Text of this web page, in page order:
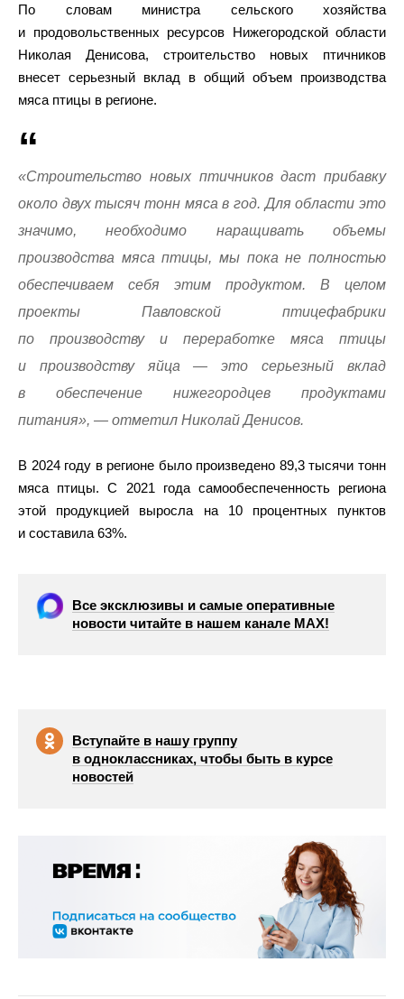
По словам министра сельского хозяйства
и продовольственных ресурсов Нижегородской области
Николая Денисова, строительство новых птичников
внесет серьезный вклад в общий объем производства
мяса птицы в регионе.
«Строительство новых птичников даст прибавку
около двух тысяч тонн мяса в год. Для области это
значимо, необходимо наращивать объемы
производства мяса птицы, мы пока не полностью
обеспечиваем себя этим продуктом. В целом
проекты Павловской птицефабрики
по производству и переработке мяса птицы
и производству яйца — это серьезный вклад
в обеспечение нижегородцев продуктами
питания», — отметил Николай Денисов.
В 2024 году в регионе было произведено 89,3 тысячи тонн
мяса птицы. С 2021 года самообеспеченность региона
этой продукцией выросла на 10 процентных пунктов
и составила 63%.
Все эксклюзивы и самые оперативные
новости читайте в нашем канале МАХ!
Вступайте в нашу группу
в одноклассниках, чтобы быть в курсе
новостей